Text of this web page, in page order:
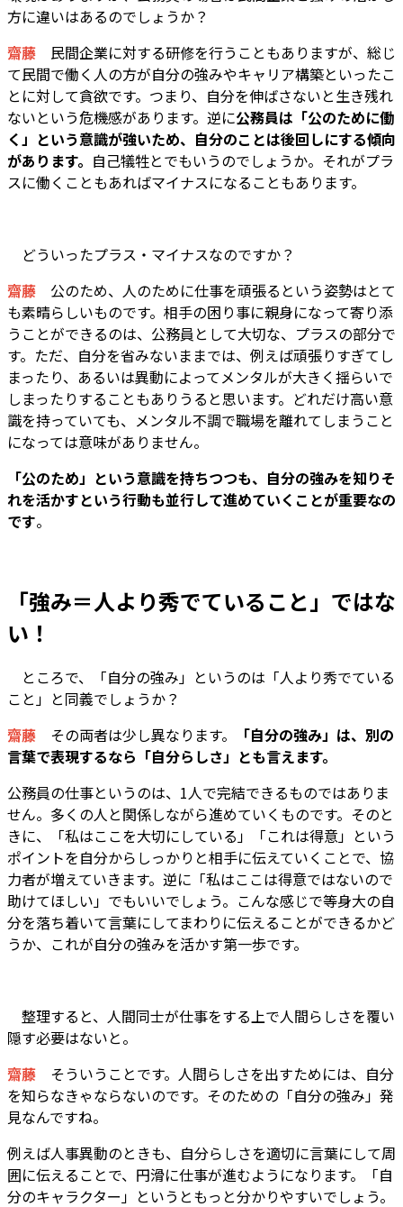
方に違いはあるのでしょうか？
齋藤 民間企業に対する研修を行うこともありますが、総じ
て民間で働く人の方が自分の強みやキャリア構築といったこ
とに対して貪欲です。つまり、自分を伸ばさないと生き残れ
ないという危機感があります。逆に公務員は「公のために働
く」という意識が強いため、自分のことは後回しにする傾向
があります。 自己犠牲とでもいうのでしょうか。それがプラ
スに働くこともあればマイナスになることもあります。
どういったプラス・マイナスなのですか？
齋藤 公のため、人のために仕事を頑張るという姿勢はとて
も素晴らしいものです。相手の困り事に親身になって寄り添
うことができるのは、公務員として大切な、プラスの部分で
す。ただ、自分を省みないままでは、例えば頑張りすぎてし
まったり、あるいは異動によってメンタルが大きく揺らいで
しまったりすることもありうると思います。どれだけ高い意
識を持っていても、メンタル不調で職場を離れてしまうこと
になっては意味がありません。
「公のため」という意識を持ちつつも、自分の強みを知りそ
れを活かすという行動も並行して進めていくことが重要なの
です。
「強み＝人より秀でていること」ではな
い！
ところで、「自分の強み」というのは「人より秀でている
こと」と同義でしょうか？
齋藤 その両者は少し異なります。
「自分の強み」は、別の
言葉で表現するなら「自分らしさ」とも言えます。
公務員の仕事というのは、1人で完結できるものではありま
せん。多くの人と関係しながら進めていくものです。そのと
きに、「私はここを大切にしている」「これは得意」という
ポイントを自分からしっかりと相手に伝えていくことで、協
力者が増えていきます。逆に「私はここは得意ではないので
助けてほしい」でもいいでしょう。こんな感じで等身大の自
分を落ち着いて言葉にしてまわりに伝えることができるかど
うか、これが自分の強みを活かす第一歩です。
整理すると、人間同士が仕事をする上で人間らしさを覆い
隠す必要はないと。
齋藤 そういうことです。人間らしさを出すためには、自分
を知らなきゃならないのです。そのための「自分の強み」発
見なんですね。
例えば人事異動のときも、自分らしさを適切に言葉にして周
囲に伝えることで、円滑に仕事が進むようになります。「自
分のキャラクター」というともっと分かりやすいでしょう。